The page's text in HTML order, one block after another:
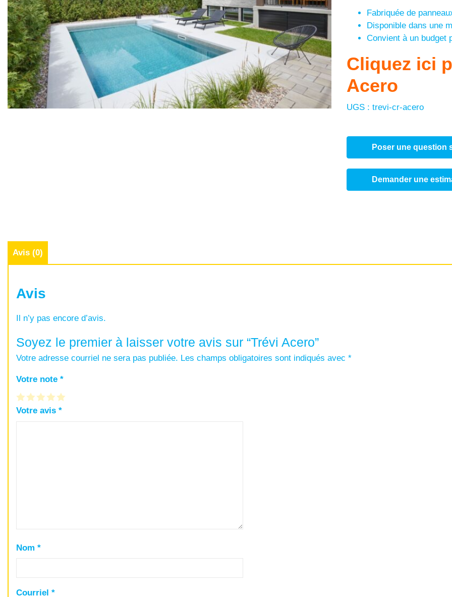
Fabriquée de
Disponible dans une
Convient à un budget
Cliquez ici
Acero
UGS : trevi-cr-acero
Poser une question
Demander une
Avis (0)
Avis
Il n’y pas encore d’avis.
Soyez le premier à laisser votre avis sur “Trévi Acero”
Votre adresse courriel ne sera pas publiée. Les champs obligatoires sont indiqués avec *
Votre note *
Votre avis *
Nom *
Courriel *